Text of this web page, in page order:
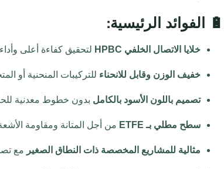
🔋 الفوائد الرئيسية:
خلايا الاتصال الخلفي HPBC لتحقيق كفاءة أعلى
خفيف الوزن وقابل للانحناء للتركيبات المنحنية أو
تصميم باللون الأسود بالكامل بدون خطوط معدنية
سطح مطلي بـ ETFE من أجل المتانة ومقاومة
مثالية للمشاريع المخصصة ذات النطاق الصغير مع